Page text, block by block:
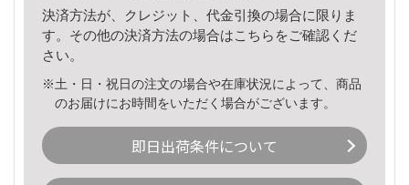
決済方法が、クレジット、代金引換の場合に限りま
す。その他の決済方法の場合はこちら をご確認くだ
さい。
※土・日・祝日の注文の場合や在庫状況によって、商品
のお届けにお時間をいただく場合がございます。
即日出荷条件について